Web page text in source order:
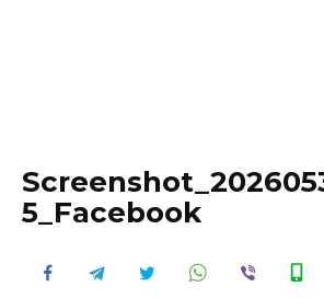
5_Facebook